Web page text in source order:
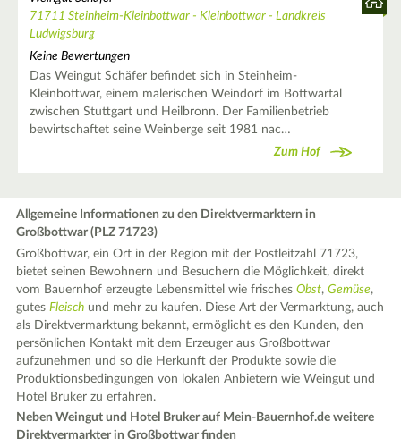
71711 Steinheim-Kleinbottwar - Kleinbottwar - Landkreis
Ludwigsburg
Keine Bewertungen
Das Weingut Schäfer befindet sich in Steinheim-
Kleinbottwar, einem malerischen Weindorf im Bottwartal
zwischen Stuttgart und Heilbronn. Der Familienbetrieb
bewirtschaftet seine Weinberge seit 1981 nac…
Zum Hof
Allgemeine Informationen zu den Direktvermarktern in
Großbottwar (PLZ 71723)
Großbottwar, ein Ort in der Region mit der Postleitzahl 71723,
bietet seinen Bewohnern und Besuchern die Möglichkeit, direkt
vom Bauernhof erzeugte Lebensmittel wie frischesObst,Gemüse,
gutesFleisch und mehr zu kaufen. Diese Art der Vermarktung, auch
als Direktvermarktung bekannt, ermöglicht es den Kunden, den
persönlichen Kontakt mit dem Erzeuger aus Großbottwar
aufzunehmen und so die Herkunft der Produkte sowie die
Produktionsbedingungen von lokalen Anbietern wie Weingut und
Hotel Bruker zu erfahren.
Neben Weingut und Hotel Bruker auf Mein-Bauernhof.de weitere
Direktvermarkter in Großbottwar finden